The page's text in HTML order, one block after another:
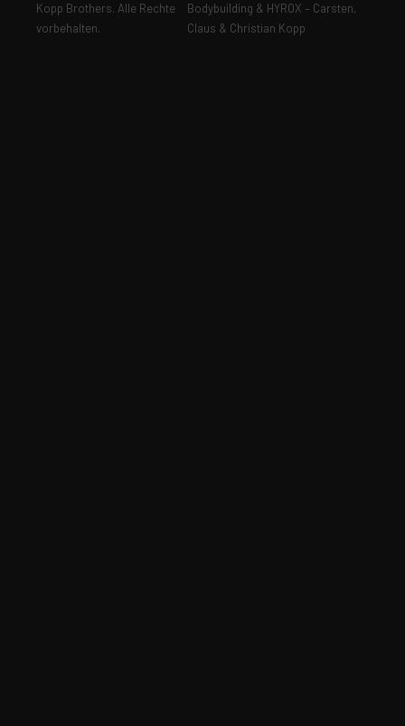
Kopp Brothers. Alle Rechte
vorbehalten.
Bodybuilding & HYROX – Carsten,
Claus & Christian Kopp